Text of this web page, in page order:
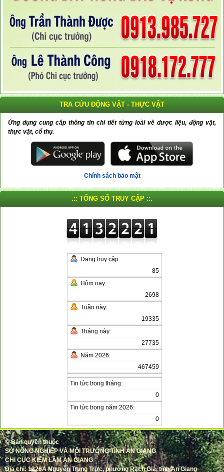
TRA CỨU ĐỘNG VẬT - THỰC VẬT
Ứng dụng cung cấp thông tin chi tiết từng loài về dược liệu, động vật,
thực vật, cổ thụ.
Chính sách bảo mật
.:: TỔNG SỐ TRUY CẬP ::.
Đang truy cập:
85
Hôm nay:
2698
Tuần này:
19335
Tháng này:
27735
Năm 2026:
467459
Tin tức trong tháng:
0
Tin tức trong năm 2026:
0
© Bản quyền thuộc
SỞ NÔNG NGHIỆP VÀ MÔI TRƯỜNG TỈNH AN GIANG
CHI CỤC KIỂM LÂM AN GIANG
Địa chỉ: 1226A Nguyễn Trung Trực, phường Rạch Giá, tỉnh An Giang